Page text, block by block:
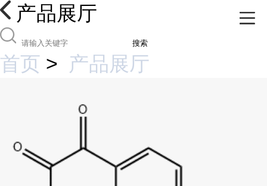
产品展厅
搜索
首页 > 产品展厅